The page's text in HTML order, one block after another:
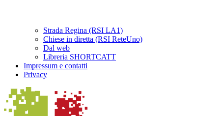
Strada Regina (RSI LA1)
Chiese in diretta (RSI ReteUno)
Dal web
Libreria SHORTCATT
Impressum e contatti
Privacy